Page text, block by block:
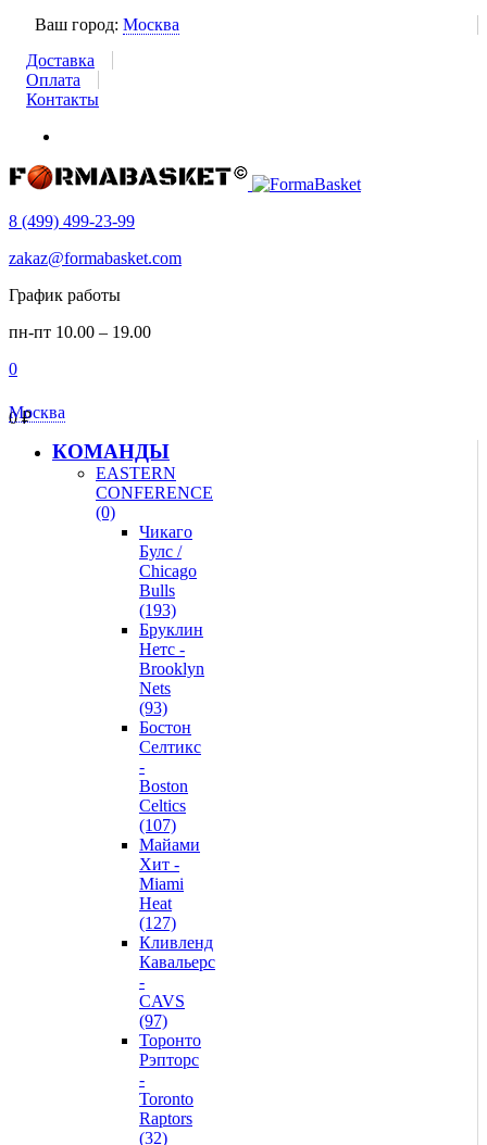
Ваш город: Москва
Доставка
Оплата
Контакты
8 (499) 499-23-99
zakaz@formabasket.com
График работы
пн-пт 10.00 – 19.00
0
0₽
Москва
КОМАНДЫ
EASTERN
CONFERENCE
(0)
Чикаго
Булс /
Chicago
Bulls
(193)
Бруклин
Нетс -
Brooklyn
Nets
(93)
Бостон
Селтикс
-
Boston
Celtics
(107)
Майами
Хит -
Miami
Heat
(127)
Кливленд
Кавальерс
-
CAVS
(97)
Торонто
Рэпторс
-
Toronto
Raptors
(32)